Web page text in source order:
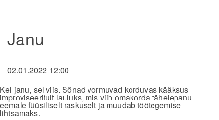
Janu
02.01.2022 12:00
Kel janu, sel viis. Sõnad vormuvad korduvas kääksus
improviseeritult lauluks, mis viib omakorda tähelepanu
eemale füüsiliselt raskuselt ja muudab töötegemise
lihtsamaks.